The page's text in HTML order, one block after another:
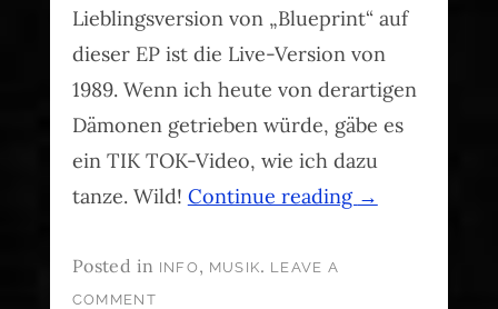
Lieblingsversion von „Blueprint“ auf
dieser EP ist die Live-Version von
1989. Wenn ich heute von derartigen
Dämonen getrieben würde, gäbe es
ein TIK TOK-Video, wie ich dazu
tanze. Wild! Continue reading →
Posted in INFO , MUSIK. LEAVE A
COMMENT